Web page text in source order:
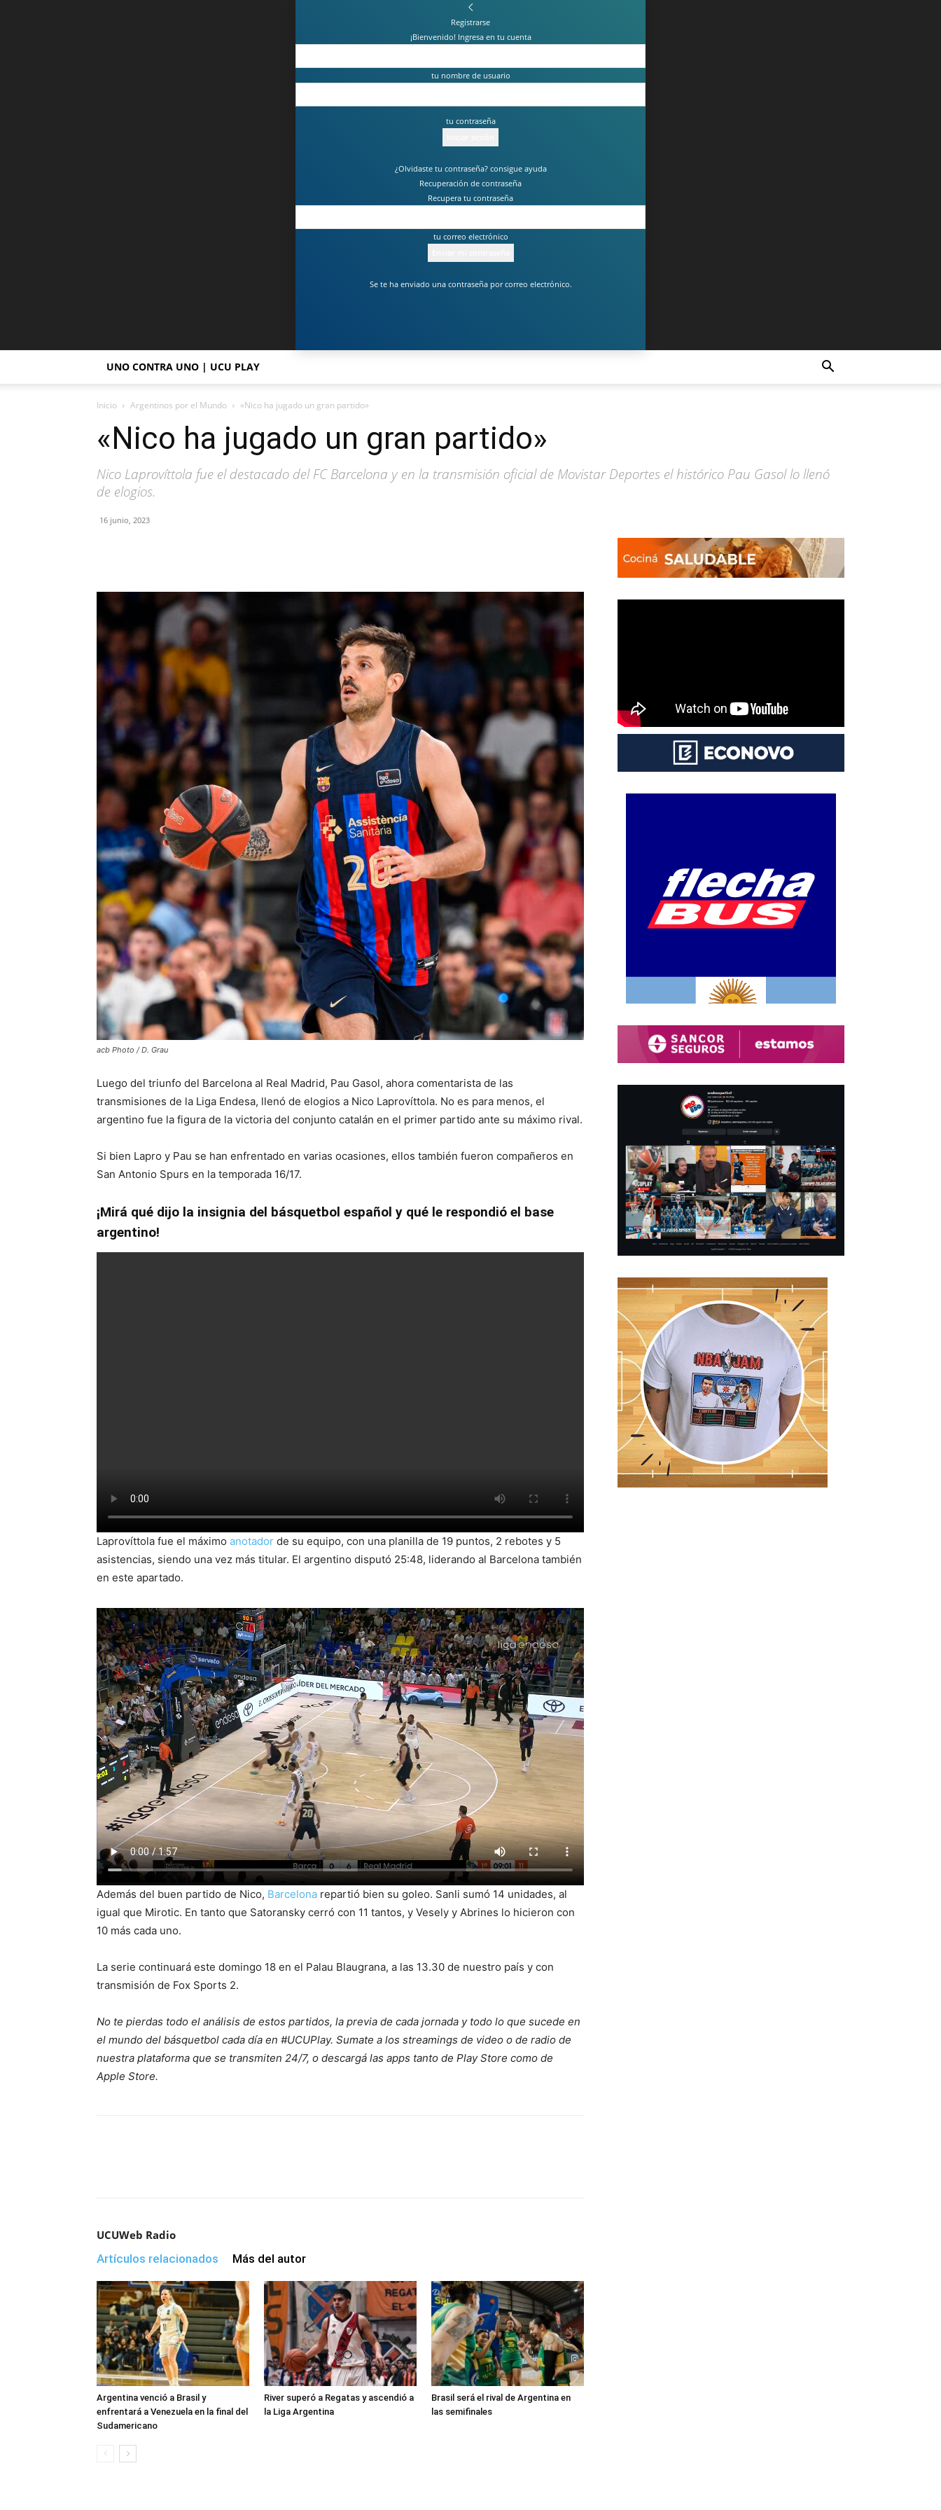
Registrarse
¡Bienvenido! Ingresa en tu cuenta
tu nombre de usuario
tu contraseña
¿Olvidaste tu contraseña? consigue ayuda
Recuperación de contraseña
Recupera tu contraseña
tu correo electrónico
Se te ha enviado una contraseña por correo electrónico.
UNO CONTRA UNO | UCU PLAY
Inicio Argentinos por el Mundo «Nico ha jugado un gran partido»
«Nico ha jugado un gran partido»
Nico Laprovíttola fue el destacado del FC Barcelona y en la transmisión oficial de Movistar Deportes el histórico Pau Gasol lo llenó
de elogios.
16 junio, 2023
acb Photo / D. Grau
Luego del triunfo del Barcelona al Real Madrid, Pau Gasol, ahora comentarista de las
transmisiones de la Liga Endesa, llenó de elogios a Nico Laprovíttola. No es para menos, el
argentino fue la figura de la victoria del conjunto catalán en el primer partido ante su máximo rival.
Si bien Lapro y Pau se han enfrentado en varias ocasiones, ellos también fueron compañeros en
San Antonio Spurs en la temporada 16/17.
¡Mirá qué dijo la insignia del básquetbol español y qué le respondió el base
argentino!
Laprovíttola fue el máximo anotador de su equipo, con una planilla de 19 puntos, 2 rebotes y 5
asistencias, siendo una vez más titular. El argentino disputó 25:48, liderando al Barcelona también
en este apartado.
Además del buen partido de Nico, Barcelona repartió bien su goleo. Sanli sumó 14 unidades, al
igual que Mirotic. En tanto que Satoransky cerró con 11 tantos, y Vesely y Abrines lo hicieron con
10 más cada uno.
La serie continuará este domingo 18 en el Palau Blaugrana, a las 13.30 de nuestro país y con
transmisión de Fox Sports 2.
No te pierdas todo el análisis de estos partidos, la previa de cada jornada y todo lo que sucede en
el mundo del básquetbol cada día en #UCUPlay. Sumate a los streamings de video o de radio de
nuestra plataforma que se transmiten 24/7, o descargá las apps tanto de Play Store como de
Apple Store.
UCUWeb Radio
Artículos relacionados
Más del autor
Argentina venció a Brasil y
enfrentará a Venezuela en la final del
Sudamericano
River superó a Regatas y ascendió a
la Liga Argentina
Brasil será el rival de Argentina en
las semifinales